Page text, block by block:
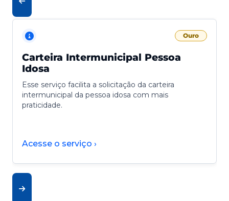
Ouro
Carteira Intermunicipal Pessoa
Idosa
Esse serviço facilita a solicitação da carteira
intermunicipal da pessoa idosa com mais
praticidade.
Acesse o serviço ›